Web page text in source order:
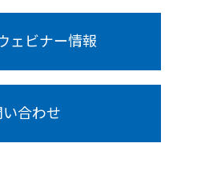
ェビナー情報
い合わせ